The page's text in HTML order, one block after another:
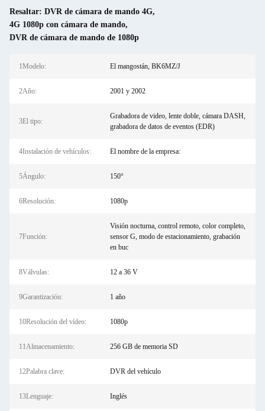
Resaltar: DVR de cámara de mando 4G,
4G 1080p con cámara de mando,
DVR de cámara de mando de 1080p
1Modelo: El mangostán, BK6MZ/J
2Año: 2001 y 2002
3El tipo:
Grabadora de video, lente doble, cámara DASH,
grabadora de datos de eventos (EDR)
4Instalación de vehículos: El nombre de la empresa:
5Ángulo: 150°
6Resolución: 1080p
7Función:
Visión nocturna, control remoto, color completo,
sensor G, modo de estacionamiento, grabación
en buc
8Válvulas: 12 a 36 V
9Garantización: 1 año
10Resolución del vídeo: 1080p
11Almacenamiento: 256 GB de memoria SD
12Palabra clave: DVR del vehículo
13Lenguaje: Inglés